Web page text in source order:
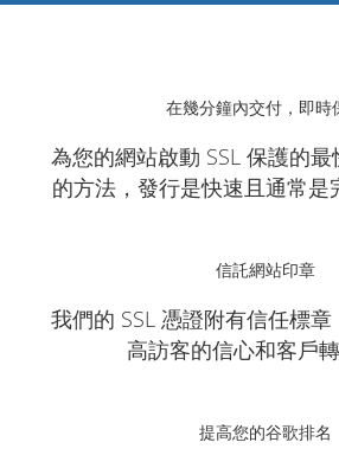
在幾分鐘內交付，即時
為您的網站啟動 SSL 保護的
的方法，發行是快速且通常是
信託網站印章
我們的 SSL 憑證附有信任標
高訪客的信心和客戶轉
提高您的谷歌排名